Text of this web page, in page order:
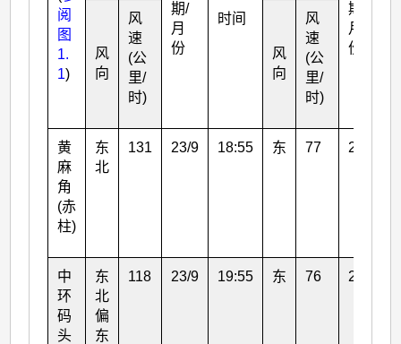
阅
图
1.
1)
期/
月
份
时间
期/
月
份
风
向
风
速
(公
里/
时)
风
向
风
速
(公
里/
时)
黄
麻
角
(赤
柱)
东
北
131 23/9 18:55 东 77 24/9
中
环
码
头
东
北
偏
东
118 23/9 19:55 东 76 23/9